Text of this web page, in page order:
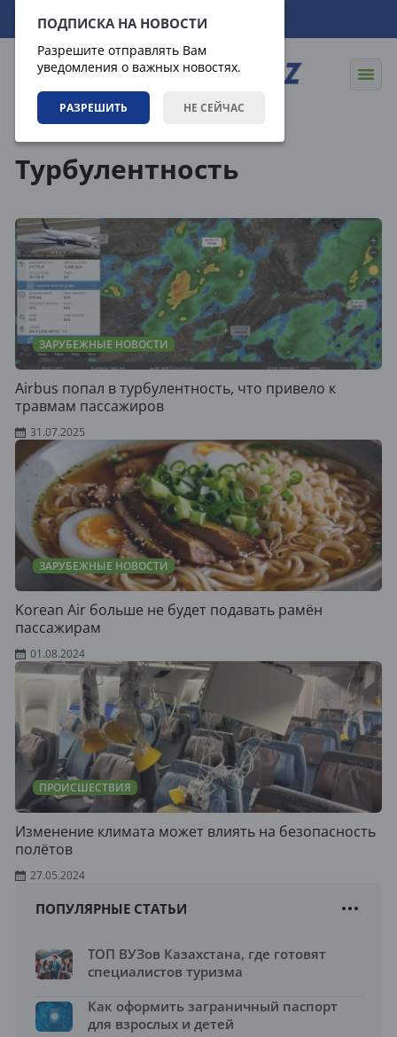
ПОДПИСКА НА НОВОСТИ
Разрешите отправлять Вам
уведомления о важных новостях.
РАЗРЕШИТЬ НЕ СЕЙЧАС
06.08.2026 19:59:14
Турбулентность
ЗАРУБЕЖНЫЕ НОВОСТИ
Airbus попал в турбулентность, что привело к
травмам пассажиров
31.07.2025
ЗАРУБЕЖНЫЕ НОВОСТИ
Korean Air больше не будет подавать рамён
пассажирам
01.08.2024
ПРОИСШЕСТВИЯ
Изменение климата может влиять на безопасность
полётов
27.05.2024
ПОПУЛЯРНЫЕ СТАТЬИ
ТОП ВУЗов Казахстана, где готовят
специалистов туризма
Как оформить заграничный паспорт
для взрослых и детей